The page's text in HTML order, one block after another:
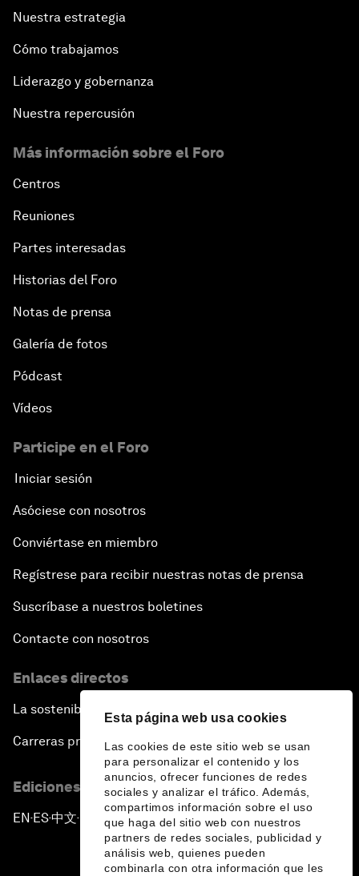
Esta página web usa cookies
Las cookies de este sitio web se usan
para personalizar el contenido y los
anuncios, ofrecer funciones de redes
sociales y analizar el tráfico. Además,
compartimos información sobre el uso
que haga del sitio web con nuestros
partners de redes sociales, publicidad y
análisis web, quienes pueden
combinarla con otra información que les
Nuestra estrategia
Cómo trabajamos
Liderazgo y gobernanza
Nuestra repercusión
Más información sobre el Foro
Centros
Reuniones
Partes interesadas
Historias del Foro
Notas de prensa
Galería de fotos
Pódcast
Vídeos
Participe en el Foro
Iniciar sesión
Asóciese con nosotros
Conviértase en miembro
Regístrese para recibir nuestras notas de prensa
Suscríbase a nuestros boletines
Contacte con nosotros
Enlaces directos
La sostenibilidad en el Foro
Carreras profesionales
Ediciones en otros idiomas
EN ▪ ES▪中文▪ 日本語